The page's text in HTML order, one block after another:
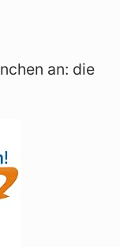
an: die